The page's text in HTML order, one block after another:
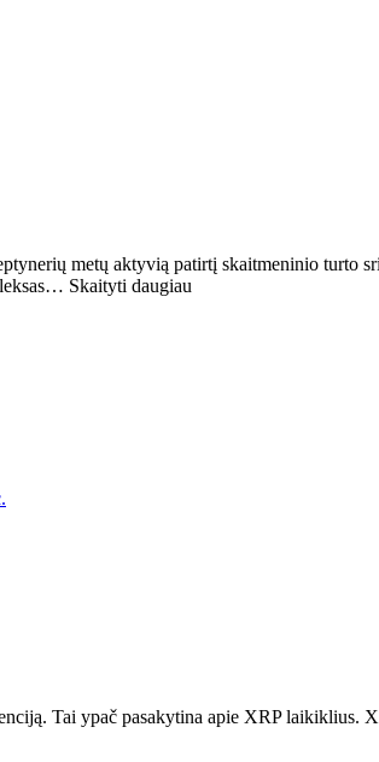
metų aktyvią patirtį skaitmeninio turto
Skaityti daugiau
Tai ypač pasakytina apie XRP laikiklius.